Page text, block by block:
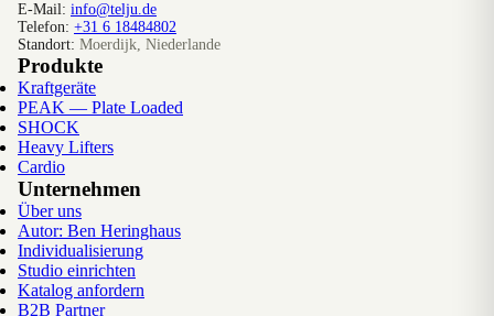
E-Mail: info@telju.de
Telefon: +31 6 18484802
Standort: Moerdijk, Niederlande
Produkte
Kraftgeräte
PEAK — Plate Loaded
SHOCK
Heavy Lifters
Cardio
Unternehmen
Über uns
Autor: Ben Heringhaus
Individualisierung
Studio einrichten
Katalog anfordern
B2B Partner